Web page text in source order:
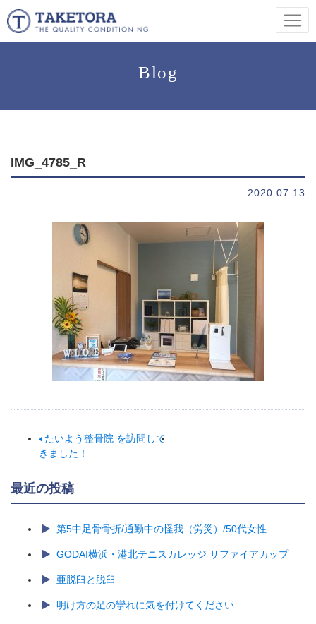
Blog
IMG_4785_R
2020.07.13
たいよう整骨院 を訪問して
きました！
最近の投稿
第5中足骨骨折/通勤中の怪我（労災）/50代女性
GODAI横浜・港北テニスカレッジ サファイアカップ
亜脱臼と脱臼
明け方の足の攣れに気を付けてください